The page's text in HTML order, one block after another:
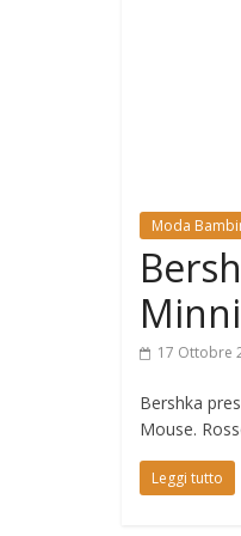
Moda
17 Ottobre
Bershka
Mouse.
Leggi tutto